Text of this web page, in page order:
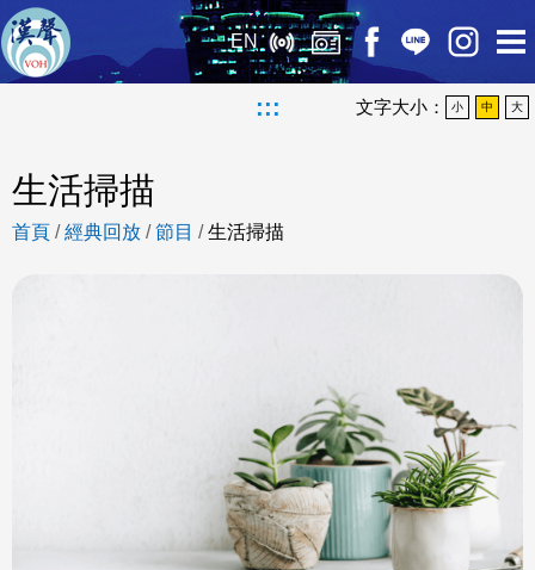
EN
::: 文字大小： 小 中 大
生活掃描
首頁 /經典回放 /節目 /生活掃描